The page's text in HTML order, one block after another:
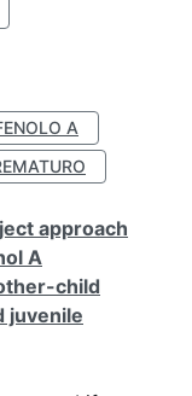
A
approach
A
child
juvenile